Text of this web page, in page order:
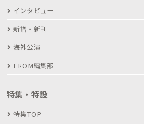
インタビュー
新譜・新刊
海外公演
FROM編集部
特集・特設
特集TOP